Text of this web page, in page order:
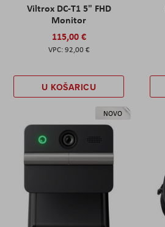
Viltrox DC-T1 5" FHD
Monitor
115,00 €
92,00 €
U KOŠARICU
NOVO